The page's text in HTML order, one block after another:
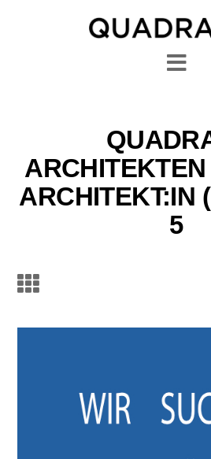
ARCHITEKT:IN
5